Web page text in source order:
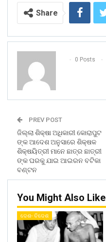
Share
0 Posts
PREV POST
ଜିଲ୍ଲା ଶିକ୍ଷା ଅଧିକାରୀ କୋରାପୁଟ
ଙ୍କ ଆଦେଶ ଅନୁସାରେ ଶିକ୍ଷକ
ଶିକ୍ଷୟିତ୍ରୀ ମାନେ ଛାତ୍ର ଛାତ୍ରୀ
ଙ୍କ ଘରକୁ ଯାଇ ଆଇରନ ବଟିକା
ବଣ୍ଟନ
You Might Also Like
ଦେଶ- ବିଦେଶ